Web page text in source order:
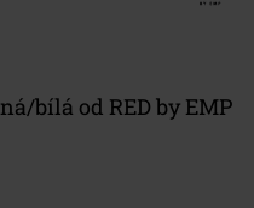
bílá od RED by EMP